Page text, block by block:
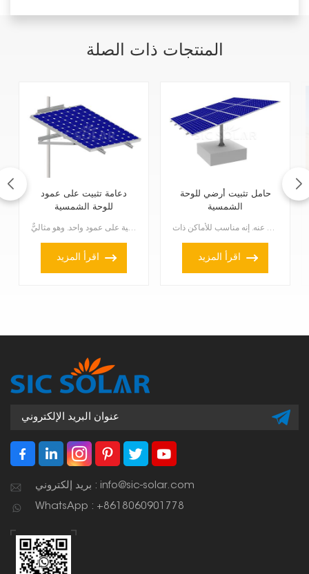
المنتجات ذات الصلة
دعامة تثبيت على عمود
للوحة الشمسية
يُعدّ حامل الألواح الشمسية على عمود طريقةً فعّالة لتركيب الألواح الشمسية على عمود واحد. وهو مثاليٌّ ...
اقرأ المزيد
حامل تثبيت أرضي للوحة
الشمسية
هل تحتاج لتركيب ألواح شمسية على أعمدة؟ حامل التثبيت الأرضي هذا هو ما تبحث عنه. إنه مناسب للأماكن ذات...
اقرأ المزيد
بريد إلكتروني : info@sic-solar.com
WhatsApp : +8618060901778